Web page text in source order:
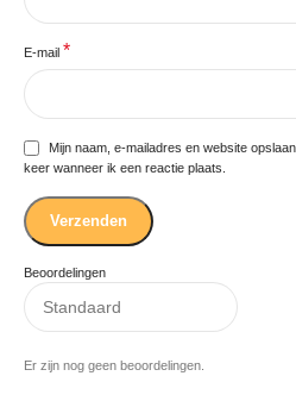
Beoordelingen
Er zijn nog geen beoordelingen.
E-mail *
Mijn naam, e-mailadres en website
keer wanneer ik een reactie plaats.